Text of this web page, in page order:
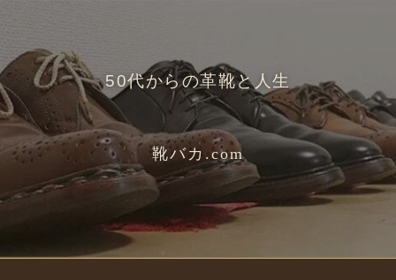
50代からの革靴と人生
靴バカ.com